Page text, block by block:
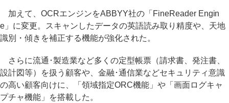
加えて、OCRエンジンをABBYY社の「FineReader Engin
e」に変更。スキャンしたデータの英語読み取り精度や、天地
識別・傾きを補正する機能が強化された。
さらに流通･製造業など多くの定型帳票（請求書、発注書、
設計図等）を扱う顧客や、金融･通信業などセキュリティ意識
の高い顧客向けに、「領域指定ORC機能」や「画面ログキャ
プチャ機能」を搭載した。